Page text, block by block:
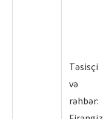
Təsisçi
və
rəhbər: